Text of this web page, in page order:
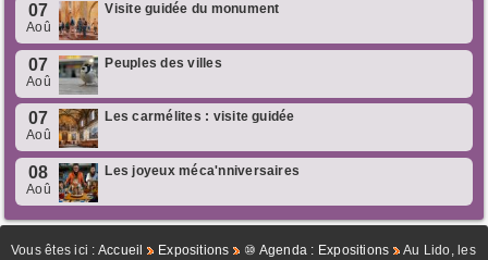
07
Aoû
Visite guidée du monument
07
Aoû
Peuples des villes
07
Aoû
Les carmélites : visite guidée
08
Aoû
Les joyeux méca'nniversaires
Vous êtes ici : Accueil Expositions ⑩ Agenda : Expositions
Au Lido, les